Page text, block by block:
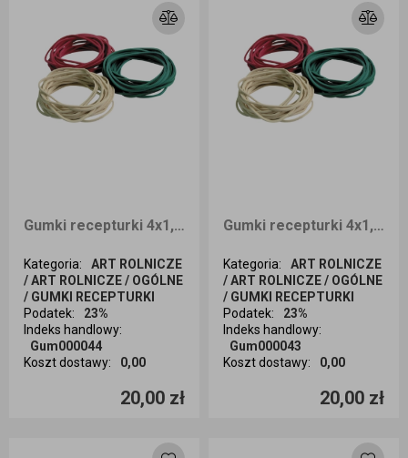
Gumki recepturki 4x1,2 1kg
Kategoria:
ART ROLNICZE
/ ART ROLNICZE / OGÓLNE
/ GUMKI RECEPTURKI
Podatek:
23%
Indeks handlowy:
Gum000044
Koszt dostawy: 0,00
20,00 zł
Ilość sztuk
Gumki recepturki 4x1,1 1kg
Kategoria:
ART ROLNICZE
/ ART ROLNICZE / OGÓLNE
/ GUMKI RECEPTURKI
Podatek:
23%
Indeks handlowy:
Gum000043
Koszt dostawy: 0,00
20,00 zł
Ilość sztuk